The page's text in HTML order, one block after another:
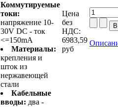
Коммутируемые
токи:
напряжение 10-
30V DC - ток
<=150mA
Материалы:
крепления и
шток из
нержавеющей
стали
Кабельные
вводы: два -
Цена
без
НДС:
6983,59
руб